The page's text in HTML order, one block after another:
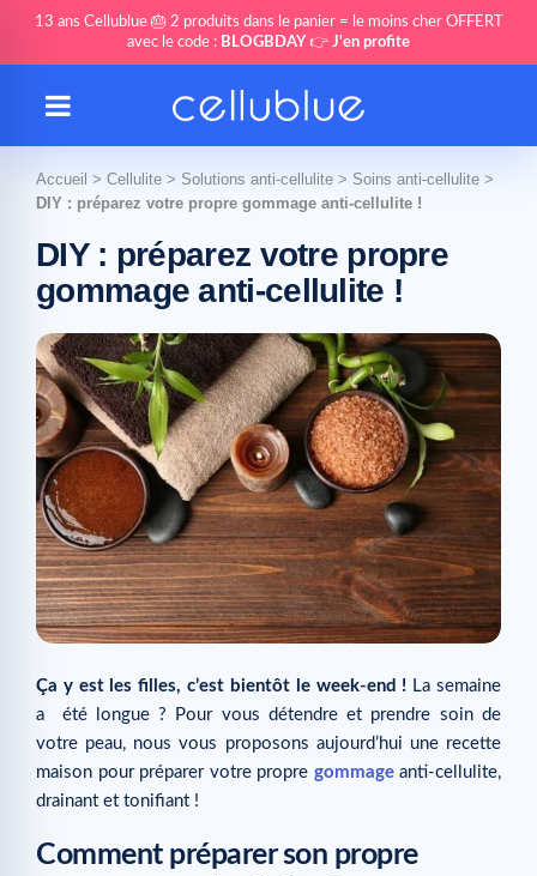
13 ans Cellublue 🎂 2 produits dans le panier = le moins cher OFFERT
avec le code : BLOGBDAY 👉 J'en profite
Accueil > Cellulite > Solutions anti-cellulite > Soins anti-cellulite >
DIY : préparez votre propre gommage anti-cellulite !
DIY : préparez votre propre
gommage anti-cellulite !
Ça y est les filles, c’est bientôt le week-end ! La semaine
a été longue ? Pour vous détendre et prendre soin de
votre peau, nous vous proposons aujourd’hui une recette
maison pour préparer votre propre gommageanti-cellulite,
drainant et tonifiant !
Comment préparer son propre